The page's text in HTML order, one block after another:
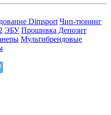
Dimsport Чип-тюнинг
ЭБУ Прошивка Депозит
Мультибрендовые